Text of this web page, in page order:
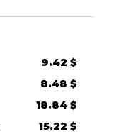
9.42 $
8.48 $
18.84 $
15.22 $